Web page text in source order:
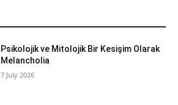
Psikolojik ve Mitolojik Bir Kesişim Olarak
Melancholia
7 July 2026